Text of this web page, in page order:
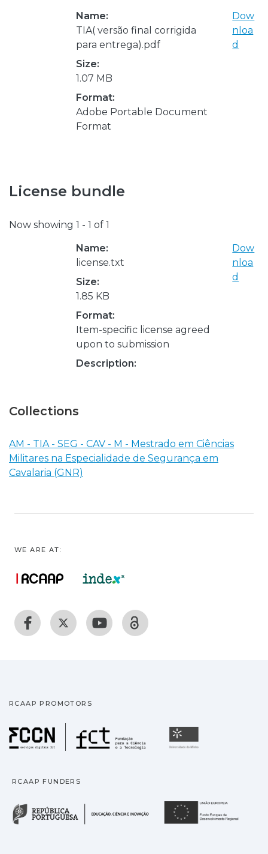
Name:
TIA( versão final corrigida
para entrega).pdf
Size:
1.07 MB
Format:
Adobe Portable Document
Format
Dow
nloa
d
License bundle
Now showing 1 - 1 of 1
Name:
license.txt
Size:
1.85 KB
Format:
Item-specific license agreed
upon to submission
Description:
Dow
nloa
d
Collections
AM - TIA - SEG - CAV - M - Mestrado em Ciências
Militares na Especialidade de Segurança em
Cavalaria (GNR)
WE ARE AT:
RCAAP PROMOTORS
Fundação para a
RCAAP FUNDERS
República Portuguesa